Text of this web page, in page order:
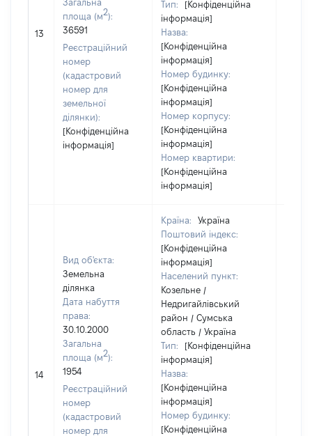
13
Загальна
площа (м2):
36591
Реєстраційний
номер
(кадастровий
номер для
земельної
ділянки):
[Конфіденційна
інформація]
Тип:
[Конфіденційна
інформація]
Назва:
[Конфіденційна
інформація]
Номер будинку:
[Конфіденційна
інформація]
Номер корпусу:
[Конфіденційна
інформація]
Номер квартири:
[Конфіденційна
інформація]
14
Вид об'єкта:
Земельна
ділянка
Дата набуття
права:
30.10.2000
Загальна
площа (м2):
1954
Реєстраційний
номер
(кадастровий
номер для
Країна:
Україна
Поштовий індекс:
[Конфіденційна
інформація]
Населений пункт:
Козельне /
Недригайлівський
район / Сумська
область / Україна
Тип:
[Конфіденційна
інформація]
Назва:
[Конфіденційна
інформація]
Номер будинку:
[Конфіденційна